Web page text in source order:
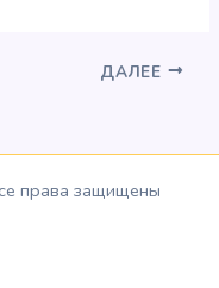
ДАЛЕЕ
права защищены